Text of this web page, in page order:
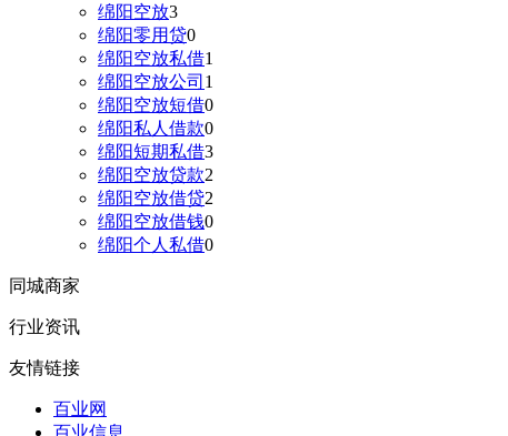
绵阳空放3
绵阳零用贷0
绵阳空放私借1
绵阳空放公司 1
绵阳空放短借0
绵阳私人借款0
绵阳短期私借3
绵阳空放贷款2
绵阳空放借贷2
绵阳空放借钱0
绵阳个人私借0
同城商家
行业资讯
友情链接
百业网
百业信息